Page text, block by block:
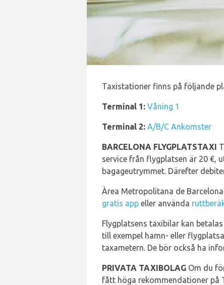
Taxistationer finns på följande
Terminal 1: Våning 1
Terminal 2: A/B/C Ankomster
BARCELONA FLYGPLATSTAXI
service från flygplatsen är 20 €,
bagageutrymmet. Därefter
Àrea Metropolitana de
gratis app eller använda
Flygplatsens taxibilar kan
till exempel hamn- eller
taxametern. De bör också ha
PRIVATA TAXIBOLAG Om du
fått höga rekommendationer på